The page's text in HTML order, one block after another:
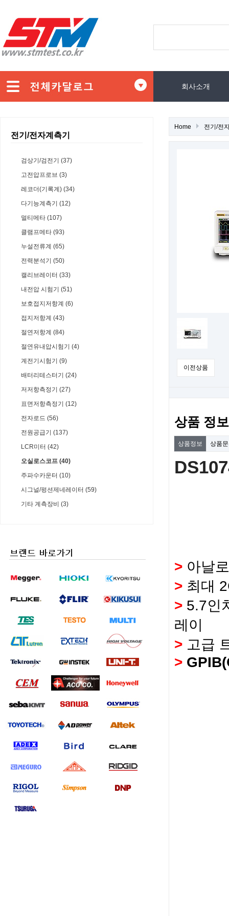
회사소개
전기/전자계측기
검상기/검전기 (37)
고전압프로브 (3)
레코더(기록계) (34)
다기능계측기 (12)
멀티메타 (107)
클램프메타 (93)
누설전류계 (65)
전력분석기 (50)
캘리브레이터 (33)
내전압 시험기 (51)
보호접지저항계 (6)
접지저항계 (43)
절연저항계 (84)
절연유내압시험기 (4)
계전기시험기 (9)
배터리테스터기 (24)
저저항측정기 (27)
표면저항측정기 (12)
전자로드 (56)
전원공급기 (137)
LCR미터 (42)
오실로스코프 (40)
주파수카운터 (10)
시그널/펑션제네레이터 (59)
기타 계측장비 (3)
Home 전기/전
이전상품
상품 정보
상품정보 상품
> 아날
> 최대
> 5.7인
레이
> 고급
>